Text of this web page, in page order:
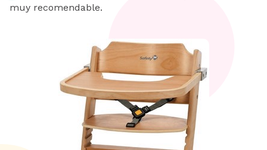
muy recomendable.